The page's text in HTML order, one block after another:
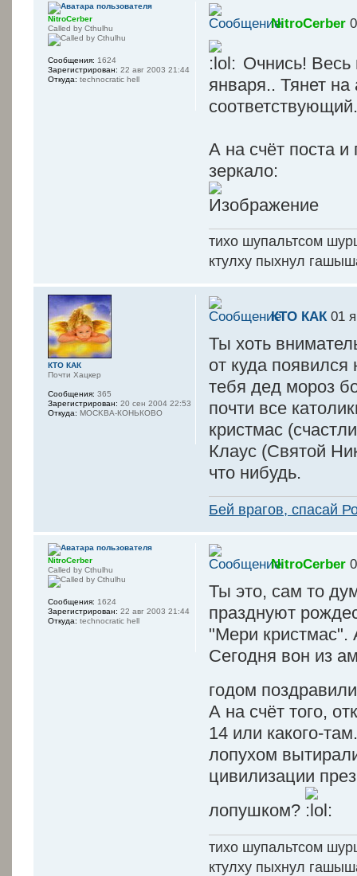
NitroCerber
Очнись! Весь
января.. Тянет
А на счёт поста
зеркало:
тихо шупальтсом
ктулху пыхнул
NitroCerber
Called by Cthulhu
Сообщения: 1624
Зарегистрирован: 22 авг 2003 21:44
Откуда: technocratic hell
КТО КАК01
Ты хоть
от куда
тебя дед мороз
почти все
кристмас
Клаус (Святой
что нибудь.
Бей врагов, спасай
КТО КАК
Почти Хацкер
Сообщения: 365
Зарегистрирован: 20 сен 2004 22:53
Откуда: MOCKBA-КОНЬКОВО
NitroCerber
Ты это, сам то
празднуют
"Мери кристмас".
Сегодня вон из
годом
А на счёт того,
14 или какого-
лопухом
цивилизации
лопушком?
тихо шупальтсом
ктулху пыхнул
NitroCerber
Called by Cthulhu
Сообщения: 1624
Зарегистрирован: 22 авг 2003 21:44
Откуда: technocratic hell